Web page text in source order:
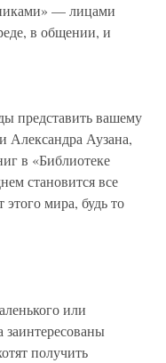
— лицами
в общении, и
представить вашему
Александра Аузана,
в «Библиотеке
становится все
мира, будь то
или
заинтересованы
получить